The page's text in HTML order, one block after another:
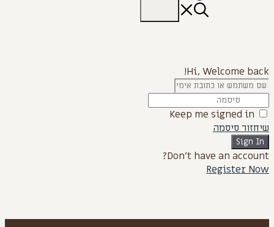
Hi, Welcome back!
Keep me signed in
שיחזור סיסמה
Sign In
Don't have an account?
Register Now